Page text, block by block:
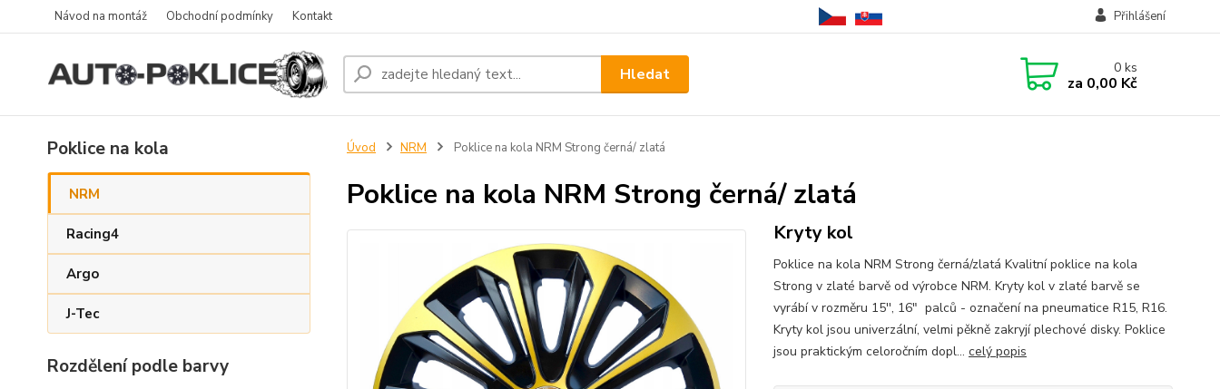
Návod na montáž Obchodní podmínky Kontakt Přihlášení
Hledat 0ks
za 0,00 Kč
Poklice na kola
NRM
Racing4
Argo
J-Tec
Rozdělení podle barvy
Úvod NRM Poklice na kola NRM Strong černá/ zlatá
Poklice na kola NRM Strong černá/ zlatá
Kryty kol
Poklice na kola NRM Strong černá/zlatá Kvalitní poklice na kola
Strong v zlaté barvě od výrobce NRM. Kryty kol v zlaté barvě se
vyrábí v rozměru 15'', 16" palců - označení na pneumatice R15, R16.
Kryty kol jsou univerzální, velmi pěkně zakryjí plechové disky. Poklice
jsou praktickým celoročním dopl... celý popis